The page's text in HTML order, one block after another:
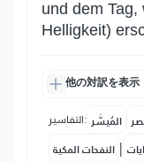
und dem
Helligkeit)
他の対訳を表示
التفاسير: المُيسَّر
النفحات المكية |